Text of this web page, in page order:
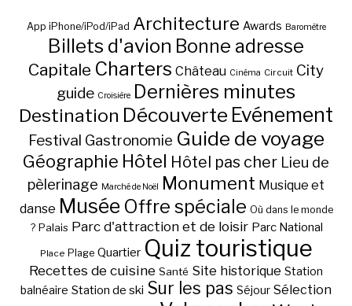
App iPhone/iPod/iPad Architecture Awards Baromètre
Billets d'avion Bonne adresse
Capitale Charters Château Cinéma Circuit City
guide Croisière Dernières minutes
Destination Découverte Evénement
Festival Gastronomie Guide de voyage
Géographie Hôtel Hôtel pas cher Lieu de
pèlerinage Marché de Noël Monument Musique et
danse Musée Offre spéciale Où dans le monde
? Palais Parc d'attraction et de loisir Parc National
Place Plage Quartier Quiz touristique
Recettes de cuisine Santé Site historique Station
balnéaire Station de ski Sur les pas Séjour Sélection